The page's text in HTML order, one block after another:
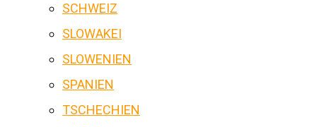
SCHWEIZ
SLOWAKEI
SLOWENIEN
SPANIEN
TSCHECHIEN